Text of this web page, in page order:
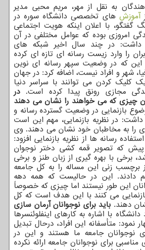
به نقل از مهر، مریم محبی مدیر
آموزش های تخصصی دانشگاه سوره در
گفتگو، با اعلان اینکه هویت اجتماعی
امروزی بوده که عوامل مختلفی در آن
داشت: در چند سال اخیر شبکه های
را وارد زیست رسانه ای تازه ای کرده
این که در وضعیت سپهر رسانه ای نوین
شهر و افراد نیست، اضافه کرد: در جهان
کلیک کردن می توانند با سراسر دنیا
مجازی رونق پیدا کرده است. در
آن چیزی که می خواهند را نشان می دهند
بازنمایی در وضعیت گسترده رسانه و
در نظریه بازنمایی، مهم این است
را به مخاطبان خود نشان می دهند. وی
رسانه ها از نظریه بازنمایی افزود:
پیش که تصویر قمه کشی دختر نوجوان
برخی با بهره گیری از زبان طنز و برخی
برچسب زنی این مساله را به کل جامعه
دادند. این در حالیست که همه دهه
این طور نیستند اما چیزی که خصوصاً
می کنند با این هدف است که کل
دهند. باید برای نوجوانان آرمان سازی
با اشاره به کارهای اینفلوئنسرها
نمود: متأسفانه این افراد، درحال تبدیل
نوجوانان جامعه ما هستند و این در
برای نوجوانان جامعه ارائه نکرده